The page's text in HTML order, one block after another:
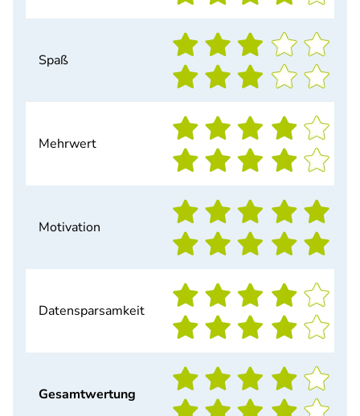
Spaß
Mehrwert
Motivation
Datensparsamkeit
Gesamtwertung